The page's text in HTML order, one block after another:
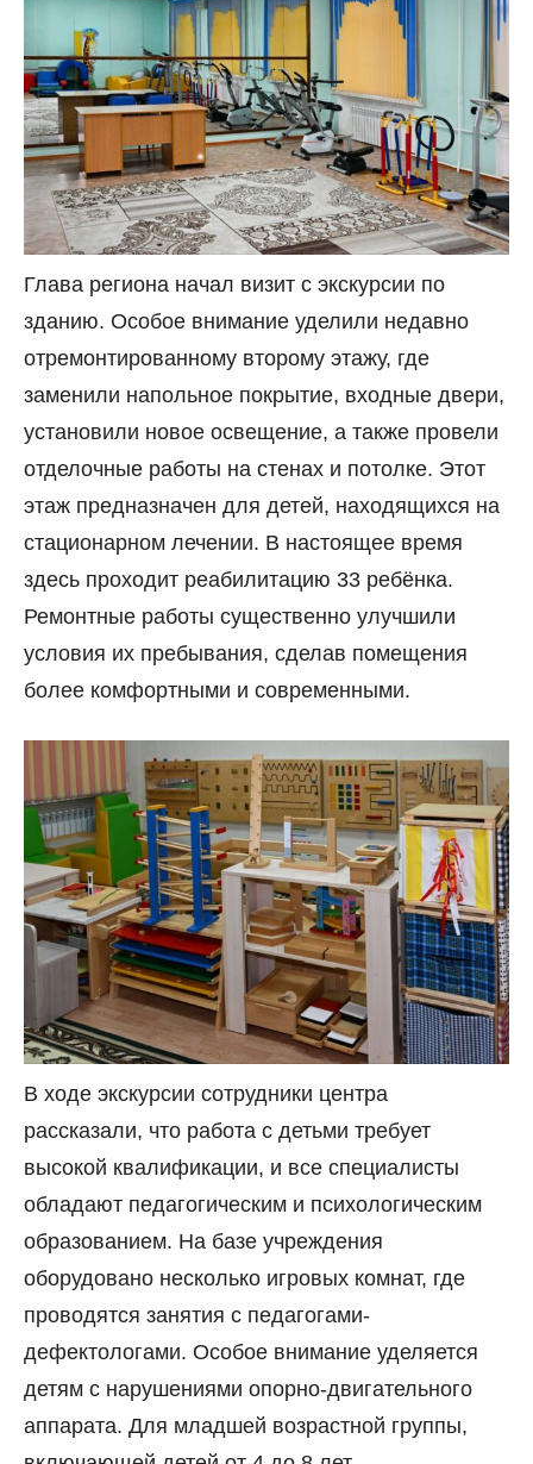
Глава региона начал визит с экскурсии по
зданию. Особое внимание уделили недавно
отремонтированному второму этажу, где
заменили напольное покрытие, входные двери,
установили новое освещение, а также провели
отделочные работы на стенах и потолке. Этот
этаж предназначен для детей, находящихся на
стационарном лечении. В настоящее время
здесь проходит реабилитацию 33 ребёнка.
Ремонтные работы существенно улучшили
условия их пребывания, сделав помещения
более комфортными и современными.
В ходе экскурсии сотрудники центра
рассказали, что работа с детьми требует
высокой квалификации, и все специалисты
обладают педагогическим и психологическим
образованием. На базе учреждения
оборудовано несколько игровых комнат, где
проводятся занятия с педагогами-
дефектологами. Особое внимание уделяется
детям с нарушениями опорно-двигательного
аппарата. Для младшей возрастной группы,